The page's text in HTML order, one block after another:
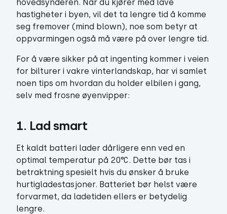
hovedsynderen. Når du kjører med lave
hastigheter i byen, vil det ta lengre tid å komme
seg fremover (mind blown), noe som betyr at
oppvarmingen også må være på over lengre tid.
For å være sikker på at ingenting kommer i veien
for bilturer i vakre vinterlandskap, har vi samlet
noen tips om hvordan du holder elbilen i gang,
selv med frosne øyenvipper:
1. Lad smart
Et kaldt batteri lader dårligere enn ved en
optimal temperatur på 20°C. Dette bør tas i
betraktning spesielt hvis du ønsker å bruke
hurtigladestasjoner. Batteriet bør helst være
forvarmet, da ladetiden ellers er betydelig
lengre.